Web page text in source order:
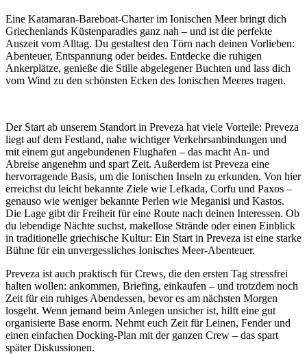
Eine Katamaran-Bareboat-Charter im Ionischen Meer bringt dich
Griechenlands Küstenparadies ganz nah – und ist die perfekte
Auszeit vom Alltag. Du gestaltest den Törn nach deinen Vorlieben:
Abenteuer, Entspannung oder beides. Entdecke die ruhigen
Ankerplätze, genieße die Stille abgelegener Buchten und lass dich
vom Wind zu den schönsten Ecken des Ionischen Meeres tragen.
Der Start ab unserem Standort in Preveza hat viele Vorteile: Preveza
liegt auf dem Festland, nahe wichtiger Verkehrsanbindungen und
mit einem gut angebundenen Flughafen – das macht An- und
Abreise angenehm und spart Zeit. Außerdem ist Preveza eine
hervorragende Basis, um die Ionischen Inseln zu erkunden. Von hier
erreichst du leicht bekannte Ziele wie Lefkada, Corfu und Paxos –
genauso wie weniger bekannte Perlen wie Meganisi und Kastos.
Die Lage gibt dir Freiheit für eine Route nach deinen Interessen. Ob
du lebendige Nächte suchst, makellose Strände oder einen Einblick
in traditionelle griechische Kultur: Ein Start in Preveza ist eine starke
Bühne für ein unvergessliches Ionisches Meer-Abenteuer.
Preveza ist auch praktisch für Crews, die den ersten Tag stressfrei
halten wollen: ankommen, Briefing, einkaufen – und trotzdem noch
Zeit für ein ruhiges Abendessen, bevor es am nächsten Morgen
losgeht. Wenn jemand beim Anlegen unsicher ist, hilft eine gut
organisierte Base enorm. Nehmt euch Zeit für Leinen, Fender und
einen einfachen Docking-Plan mit der ganzen Crew – das spart
später Diskussionen.